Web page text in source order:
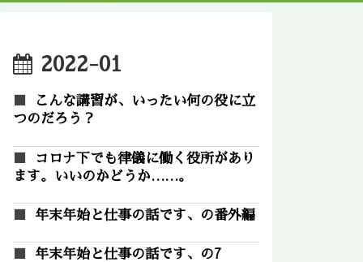
2022-01
こんな講習が、いったい何の役に立
つのだろう？
コロナ下でも律儀に働く役所があり
ます。いいのかどうか……。
年末年始と仕事の話です、の番外編
年末年始と仕事の話です、の7